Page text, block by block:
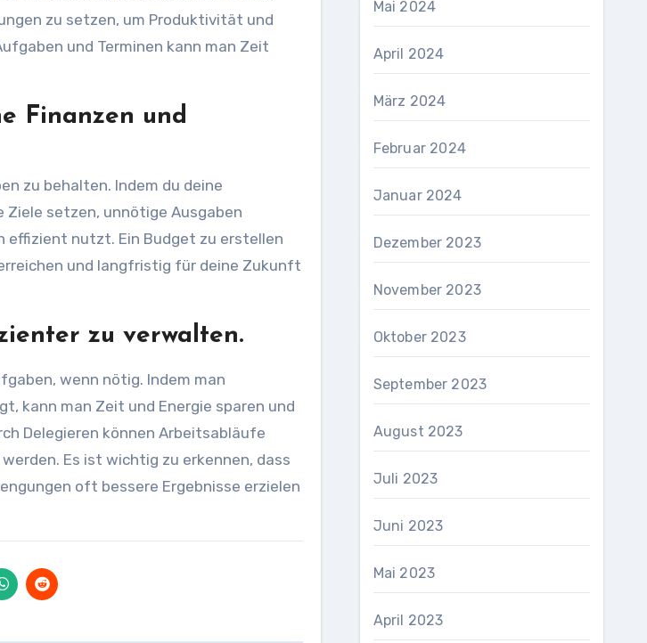
zu setzen, um Produktivität und
und Terminen kann man Zeit
Finanzen und
zu behalten. Indem du deine
setzen, unnötige Ausgaben
effizient nutzt. Ein Budget zu erstellen
und langfristig für deine Zukunft
zu verwalten.
wenn nötig. Indem man
kann man Zeit und Energie sparen und
Delegieren können Arbeitsabläufe
Es ist wichtig zu erkennen, dass
oft bessere Ergebnisse erzielen
Mai 2024
April 2024
März 2024
Februar 2024
Januar 2024
Dezember 2023
November 2023
Oktober 2023
September 2023
August 2023
Juli 2023
Juni 2023
Mai 2023
April 2023